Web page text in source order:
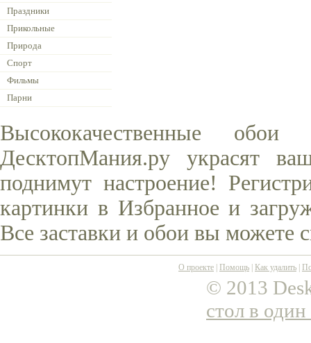
Праздники
Прикольные
Природа
Спорт
Фильмы
Парни
Высококачественные
ДесктопМания.ру украсят
поднимут настроение!
картинки в Избранное и
Все заставки и обои вы можете
О проекте Помощь Как удалить
© 2013
стол в